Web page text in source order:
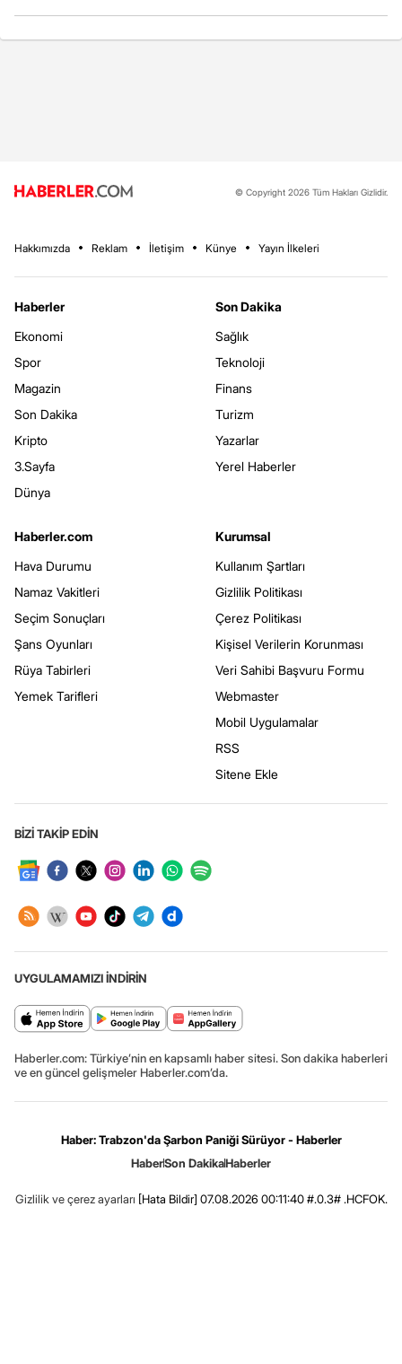
© Copyright 2026 Tüm Hakları Gizlidir.
Hakkımızda Reklam İletişim Künye Yayın İlkeleri
Haberler
Ekonomi
Spor
Magazin
Son Dakika
Kripto
3.Sayfa
Dünya
Son Dakika
Sağlık
Teknoloji
Finans
Turizm
Yazarlar
Yerel Haberler
Haberler.com
Hava Durumu
Namaz Vakitleri
Seçim Sonuçları
Şans Oyunları
Rüya Tabirleri
Yemek Tarifleri
Kurumsal
Kullanım Şartları
Gizlilik Politikası
Çerez Politikası
Kişisel Verilerin Korunması
Veri Sahibi Başvuru Formu
Webmaster
Mobil Uygulamalar
RSS
Sitene Ekle
BİZİ TAKİP EDİN
UYGULAMAMIZI İNDİRİN
Haberler.com: Türkiye’nin en kapsamlı haber sitesi. Son dakika haberleri
ve en güncel gelişmeler Haberler.com’da.
Haber: Trabzon'da Şarbon Paniği Sürüyor - Haberler
HaberSon DakikaHaberler
Gizlilik ve çerez ayarları [Hata Bildir] 07.08.2026 00:11:40 #.0.3# .HCFOK.